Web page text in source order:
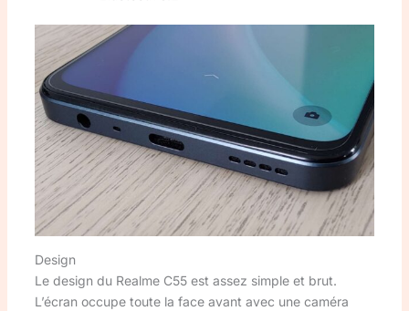
Design
Le design du Realme C55 est assez simple et brut.
L’écran occupe toute la face avant avec une caméra